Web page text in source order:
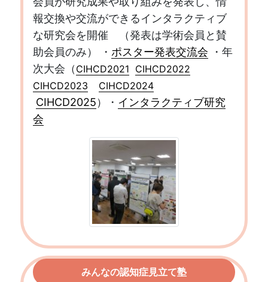
報交換や交流ができるインタラクティブ
な研究会を開催 （発表は学術会員と賛
助会員のみ） ・ ポスター発表交流会 ・年
次大会（ CIHCD2021 CIHCD2022
CIHCD2023
CIHCD2024
CIHCD2025）・ インタラクティブ研究
会
みんなの認知症見立て塾